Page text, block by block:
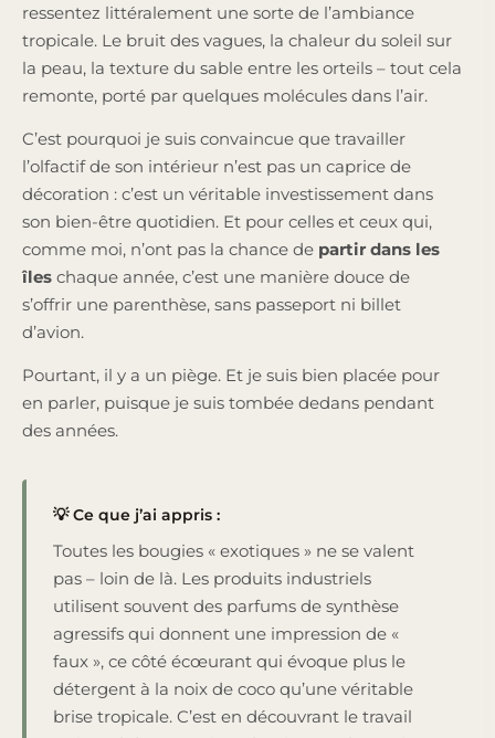
ressentez littéralement une sorte de l’ambiance
tropicale. Le bruit des vagues, la chaleur du soleil sur
la peau, la texture du sable entre les orteils – tout cela
remonte, porté par quelques molécules dans l’air.
C’est pourquoi je suis convaincue que travailler
l’olfactif de son intérieur n’est pas un caprice de
décoration : c’est un véritable investissement dans
son bien-être quotidien. Et pour celles et ceux qui,
comme moi, n’ont pas la chance de partir dans les
îles chaque année, c’est une manière douce de
s’offrir une parenthèse, sans passeport ni billet
d’avion.
Pourtant, il y a un piège. Et je suis bien placée pour
en parler, puisque je suis tombée dedans pendant
des années.
💡 Ce que j’ai appris :
Toutes les bougies « exotiques » ne se valent
pas – loin de là. Les produits industriels
utilisent souvent des parfums de synthèse
agressifs qui donnent une impression de «
faux », ce côté écœurant qui évoque plus le
détergent à la noix de coco qu’une véritable
brise tropicale. C’est en découvrant le travail